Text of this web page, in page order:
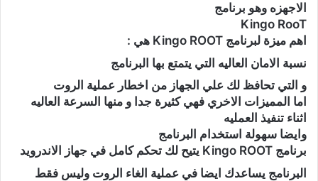
الاجهزه وهو برنامج
Kingo RooT
اهم ميزة لبرنامج Kingo ROOT هي :
نسبة الامان العاليه التي يتمتع بها البرنامج
و التي تحافظ لك علي الجهاز من اخطار عملية الروت
اما المميزات الاخري فهي كثيرة جدا و منها السرعة العاليه
اثناء تنفيذ العمليه
وايضا سهولة استخدام البرنامج
برنامج Kingo ROOT يتيح لك تحكم كامل في جهاز الاندرويد
البرنامج يساعدك ايضا في عملية الغاء الروت وليس فقط